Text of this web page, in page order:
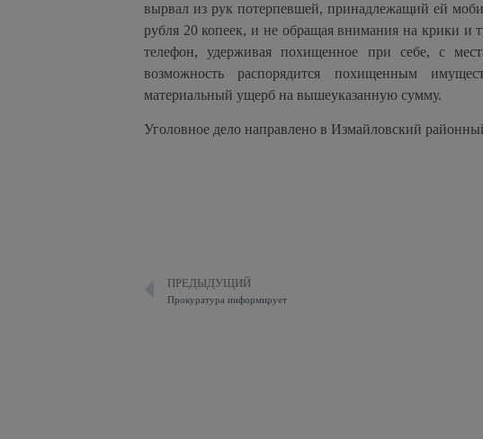
вырвал из рук потерпевшей, принадлежащий ей
рубля 20 копеек, и не обращая внимания на крики и
телефон, удерживая похищенное при себе, с
возможность распорядится похищенным
материальный ущерб на вышеуказанную сумму.
Уголовное дело направлено в Измайловский
ПРЕДЫДУЩИЙ
Прокуратура информирует